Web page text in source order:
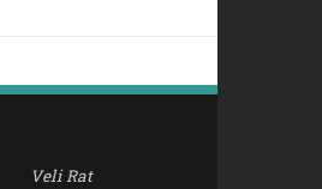
Veli Rat